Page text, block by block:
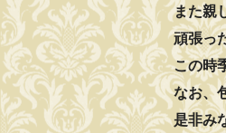
また親
頑張っ
この時
なお、
是非み